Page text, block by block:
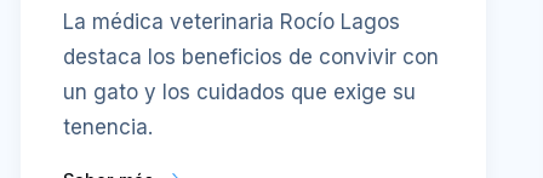
La médica veterinaria Rocío Lagos
destaca los beneficios de convivir con
un gato y los cuidados que exige su
tenencia.